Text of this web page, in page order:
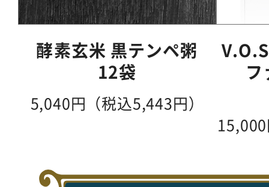
酵素玄米 黒テンペ粥
12袋
5,040円（税込5,443円）